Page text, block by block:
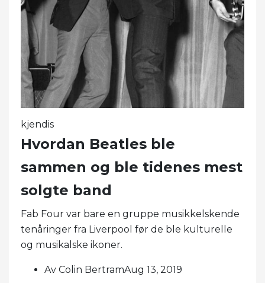
kjendis
Hvordan Beatles ble
sammen og ble tidenes mest
solgte band
Fab Four var bare en gruppe musikkelskende
tenåringer fra Liverpool før de ble kulturelle
og musikalske ikoner.
Av Colin BertramAug 13, 2019